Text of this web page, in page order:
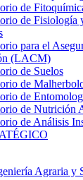
de
de Fisiología
para el
(LACM)
de Suelos
de
de
de Nutrición
de Análisis
Agraria y